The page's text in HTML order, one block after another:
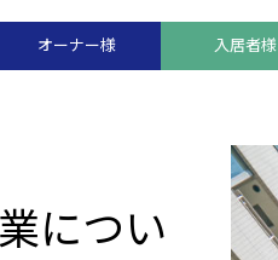
オーナー様 入居者様
につい